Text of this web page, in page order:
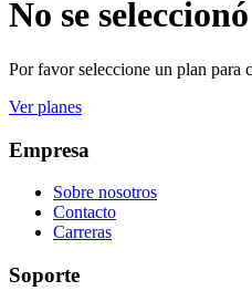
No se
Por favor seleccione un plan para
Ver planes
Empresa
Sobre nosotros
Contacto
Carreras
Soporte